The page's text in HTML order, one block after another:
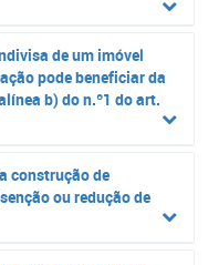
de um imóvel
pode beneficiar da
b) do n.º1 do art.
construção de
ou redução de